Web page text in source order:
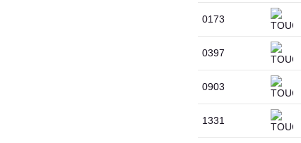
0173
0397
0903
1331